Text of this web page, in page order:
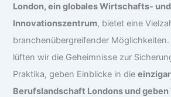
London, ein globales Wirtschafts- und
Innovationszentrum, bietet eine
branchenübergreifender
lüften wir die Geheimnisse zur
Praktika, geben Einblicke in die
Berufslandschaft Londons und